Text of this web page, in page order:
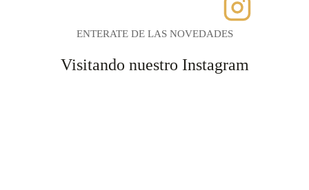
ENTERATE DE LAS NOVEDADES
Visitando nuestro Instagram